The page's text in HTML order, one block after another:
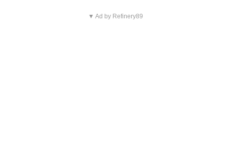
▼ Ad by Refinery89